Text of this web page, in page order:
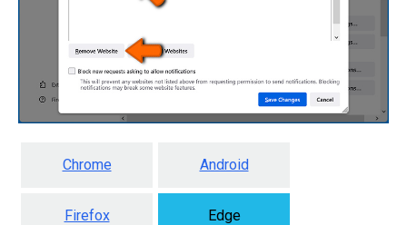
Chrome Android
Firefox Edge